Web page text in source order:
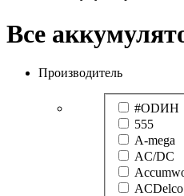
Все
Производитель
#ODИН
555
A-mega
AC/DC
ACDelco